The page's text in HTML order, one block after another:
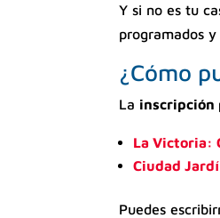
Y si no es tu
programados
¿Cómo
La inscripción
La Victoria:
Ciudad
Puedes